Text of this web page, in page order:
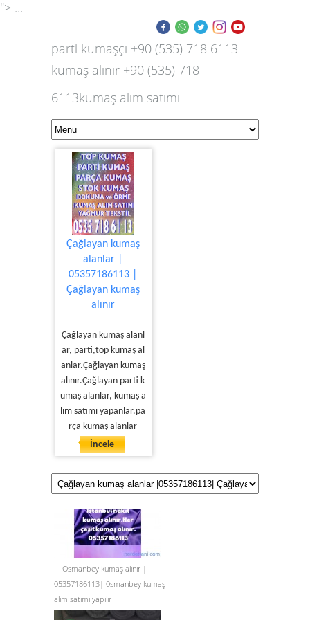
"> ...
parti kumaşçı +90 (535) 718 6113
kumaş alınır +90 (535) 718
6113kumaş alım satımı
Çağlayan kumaş
alanlar |
05357186113 |
Çağlayan kumaş
alınır
Çağlayan kumaş alanl
ar, parti,top kumaş al
anlar.Çağlayan kumaş
alınır.Çağlayan parti k
umaş alanlar, kumaş a
lım satımı yapanlar.pa
rça kumaş alanlar
İncele
Osmanbey kumaş alınır |
05357186113| 0smanbey kumaş
alım satımı yapılır